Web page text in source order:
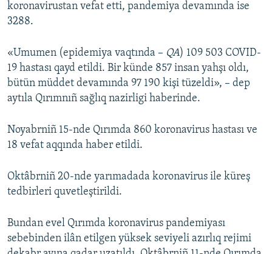
koronavirustan vefat etti, pandemiya devamında ise
3288.
«Umumen (epidemiya vaqtında – QA) 109 503 COVID-
19 hastası qayd etildi. Bir künde 857 insan yahşı oldı,
bütün müddet devamında 97 190 kişi tüzeldi», – dep
aytıla Qırımnıñ sağlıq nazirligi haberinde.
Noyabrniñ 15-nde Qırımda 860 koronavirus hastası ve
18 vefat aqqında haber etildi.
Oktâbrniñ 20-nde yarımadada koronavirus ile küreş
tedbirleri quvetleştirildi.
Bundan evel Qırımda koronavirus pandemiyası
sebebinden ilân etilgen yüksek seviyeli azırlıq rejimi